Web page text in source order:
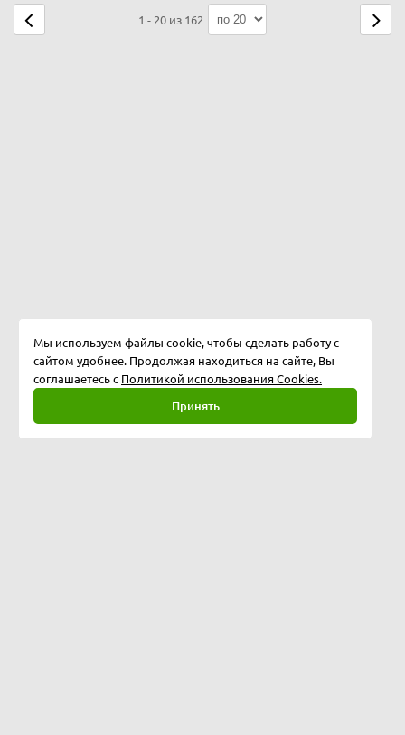
1 - 20 из 162
Мы используем файлы cookie, чтобы сделать работу с
сайтом удобнее. Продолжая находиться на сайте, Вы
соглашаетесь с Политикой использования Cookies.
Принять